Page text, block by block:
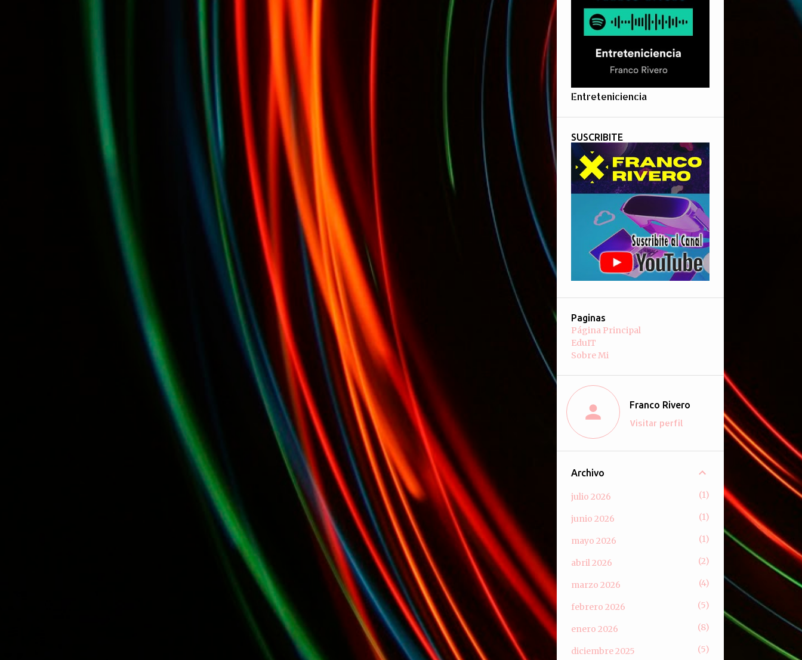
Entreteniciencia
SUSCRIBITE
Paginas
Página Principal
EduIT
Sobre Mi
Franco Rivero
Visitar perfil
Archivo
julio 2026 1
junio 2026 1
mayo 2026 1
abril 2026 2
marzo 2026 4
febrero 2026 5
enero 2026 8
diciembre 2025 5